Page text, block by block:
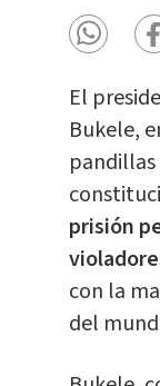
El
Bukele,
prisión
con la
del